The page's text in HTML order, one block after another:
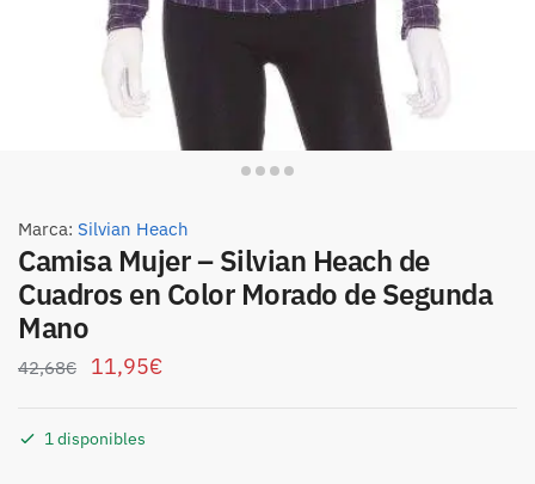
Marca: Silvian Heach
Camisa Mujer – Silvian Heach de
Cuadros en Color Morado de Segunda
Mano
42,68€ 11,95€
1 disponibles